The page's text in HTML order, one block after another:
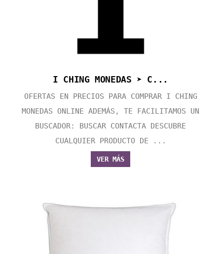
I CHING MONEDAS ➤ C...
OFERTAS EN PRECIOS PARA COMPRAR I CHING
MONEDAS ONLINE ADEMÁS, TE FACILITAMOS UN
BUSCADOR: BUSCAR CONTACTA DESCUBRE
CUALQUIER PRODUCTO DE ...
VER MÁS